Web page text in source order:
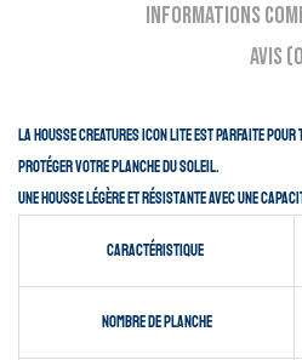
Informations
Avis
La housse Creatures Icon Lite est parfaite
protéger votre planche du soleil.
Une housse légère et résistante avec une
Caractéristique
Nombre de planche